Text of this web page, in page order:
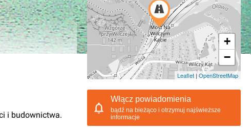
+
−
Leaflet | OpenStreetMap
i budownictwa.
Włącz powiadomienia
bądź na bieżąco i otrzymuj najświeższe
informacje